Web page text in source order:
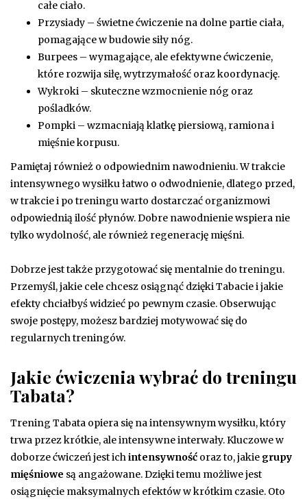
całe ciało.
Przysiady – świetne ćwiczenie na dolne partie ciała,
pomagające w budowie siły nóg.
Burpees – wymagające, ale efektywne ćwiczenie,
które rozwija siłę, wytrzymałość oraz koordynację.
Wykroki – skuteczne wzmocnienie nóg oraz
pośladków.
Pompki – wzmacniają klatkę piersiową, ramiona i
mięśnie korpusu.
Pamiętaj również o odpowiednim nawodnieniu. W trakcie
intensywnego wysiłku łatwo o odwodnienie, dlatego przed,
w trakcie i po treningu warto dostarczać organizmowi
odpowiednią ilość płynów. Dobre nawodnienie wspiera nie
tylko wydolność, ale również regenerację mięśni.
Dobrze jest także przygotować się mentalnie do treningu.
Przemyśl, jakie cele chcesz osiągnąć dzięki Tabacie i jakie
efekty chciałbyś widzieć po pewnym czasie. Obserwując
swoje postępy, możesz bardziej motywować się do
regularnych treningów.
Jakie ćwiczenia wybrać do treningu
Tabata?
Trening Tabata opiera się na intensywnym wysiłku, który
trwa przez krótkie, ale intensywne interwały. Kluczowe w
doborze ćwiczeń jest ichintensywność oraz to, jakie grupy
mięśniowe są angażowane. Dzięki temu możliwe jest
osiągnięcie maksymalnych efektów w krótkim czasie. Oto